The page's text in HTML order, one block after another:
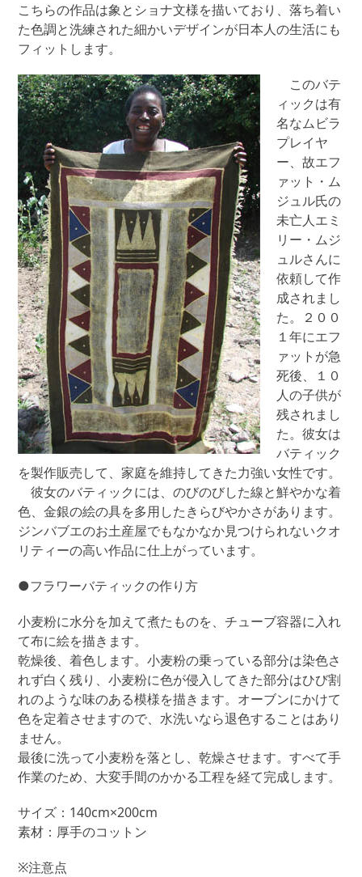
と
シ
ョ
ナ
文
様・
紺）
ZB-
02
個
こちらの作品は象とショナ文様を描いており、落ち着い
た色調と洗練された細かいデザインが日本人の生活にも
フィットします。
このバテ
ィックは有
名なムビラ
プレイヤ
ー、故エフ
ァット・ム
ジュル氏の
未亡人エミ
リー・ムジ
ュルさんに
依頼して作
成されまし
た。２００
１年にエフ
ァットが急
死後、１０
人の子供が
残されまし
た。彼女は
バティック
を製作販売して、家庭を維持してきた力強い女性です。
彼女のバティックには、のびのびした線と鮮やかな着
色、金銀の絵の具を多用したきらびやかさがあります。
ジンバブエのお土産屋でもなかなか見つけられないクオ
リティーの高い作品に仕上がっています。
●フラワーバティックの作り方
小麦粉に水分を加えて煮たものを、チューブ容器に入れ
て布に絵を描きます。
乾燥後、着色します。小麦粉の乗っている部分は染色さ
れず白く残り、小麦粉に色が侵入してきた部分はひび割
れのような味のある模様を描きます。オーブンにかけて
色を定着させますので、水洗いなら退色することはあり
ません。
最後に洗って小麦粉を落とし、乾燥させます。すべて手
作業のため、大変手間のかかる工程を経て完成します。
サイズ：140cm×200cm
素材：厚手のコットン
※注意点